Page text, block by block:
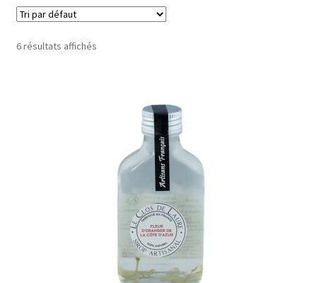
Cadeaux
6 résultats affichés